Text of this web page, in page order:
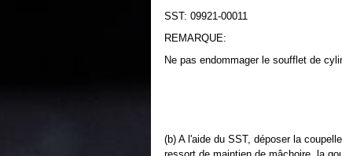
SST: 09921-00011
REMARQUE:
Ne pas endommager le soufflet de
(b) A l'aide du SST, déposer la